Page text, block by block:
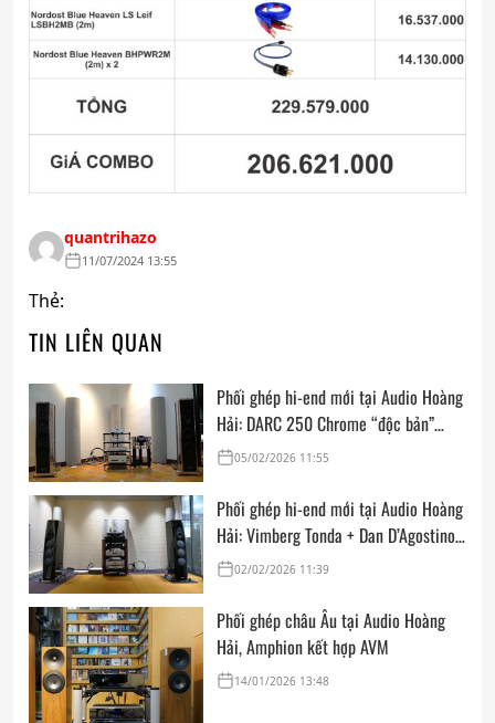
quantrihazo
11/07/2024 13:55
Thẻ:
TIN LIÊN QUAN
Phối ghép hi-end mới tại Audio Hoàng
Hải: DARC 250 Chrome “độc bản”
cùng FM Acoustics, Goldmund, Kalista
05/02/2026 11:55
Phối ghép hi-end mới tại Audio Hoàng
Hải: Vimberg Tonda + Dan D’Agostino
Master Audio Systems Momentum
NEO + AVM Audio Video Manufaktur
GmbH Ovation CD 6.3
02/02/2026 11:39
Phối ghép châu Âu tại Audio Hoàng
Hải, Amphion kết hợp AVM
14/01/2026 13:48